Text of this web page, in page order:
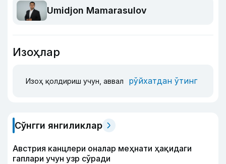
Umidjon Mamarasulov
Изоҳлар
Изоҳ қолдириш учун, аввал рўйхатдан ўтинг
Сўнгги янгиликлар
Австрия канцлери оналар меҳнати ҳақидаги
гаплари учун узр сўради